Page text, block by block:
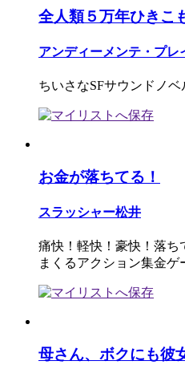
全人類５万年ひきこ
アンディーメンテ・プレ
ちいさなSFサウンドノベ
お金が落ちてる！
スラッシャー松井
痛快！軽快！豪快！落ち
まくるアクション集金ゲ
母さん、ボクにも彼